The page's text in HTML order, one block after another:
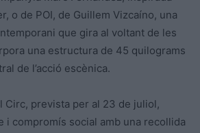
o de POI, de Guillem Vizcaíno, una
que gira al voltant de les
una estructura de 45 quilograms
de l’acció escènica.
Circ, prevista per al 23 de juliol,
i compromís social amb una recollida